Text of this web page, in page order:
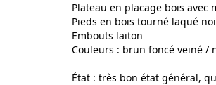
Plateau en placage bois
Pieds en bois tourné laqué
Embouts laiton
Couleurs : brun foncé veiné /
État : très bon état général,